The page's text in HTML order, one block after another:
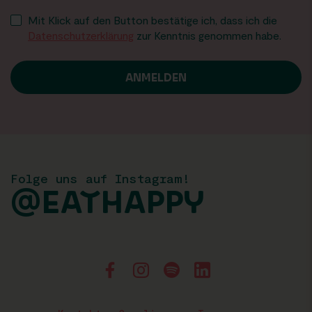
Mit Klick auf den Button bestätige ich, dass ich die
Datenschutzerklärung zur Kenntnis genommen habe.
Folge uns auf Instagram!
@EATHAPPY